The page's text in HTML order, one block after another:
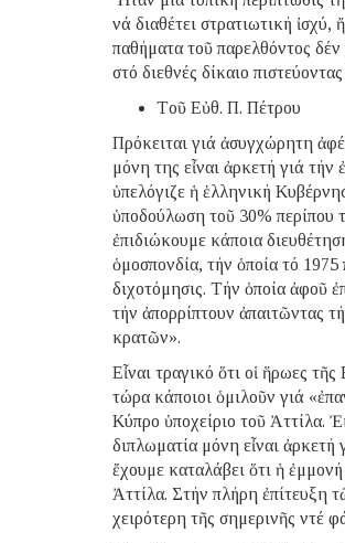
νά διαθέτει στρατιωτική
παθήματα τοῦ παρελθόντος
στό διεθνές δίκαιο
Tοῦ Εὐθ. Π. Πέτρου
Πρόκειται γιά ἀσυγχώρητη
μόνη της εἶναι ἀρκετή γιά
ὑπελόγιζε ἡ ἑλληνική
ὑποδούλωση τοῦ 30% περίπου
ἐπιδιώκουμε κάποια
ὁμοσπονδία, τήν ὁποία τό 1975
διχοτόμησις. Τήν ὁποία ἀφοῦ
τήν ἀπορρίπτουν ἀπαιτῶντας
κρατῶν».
Εἶναι τραγικό ὅτι οἱ ἥρωες
τώρα κάποιοι ὁμιλοῦν γιά
Κύπρο ὑποχείριο τοῦ Ἀττίλα.
διπλωματία μόνη εἶναι
ἔχουμε καταλάβει ὅτι ἡ
Ἀττίλα. Στήν πλήρη ἐπίτευξη
χειρότερη τῆς σημερινῆς ντέ